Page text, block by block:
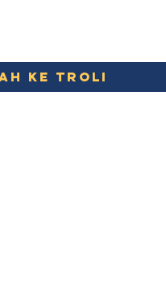
ke Troli